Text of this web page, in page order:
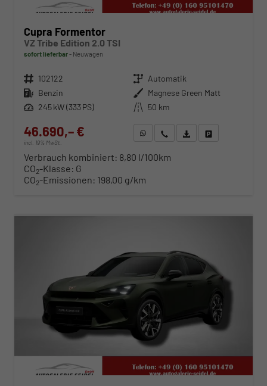
Cupra Formentor
VZ Tribe Edition 2.0 TSI
sofort lieferbar Neuwagen
Fahrzeugnr. 102122 Getriebe Automatik
Kraftstoff Benzin Außenfarbe Magnese Green Matt
Leistung 245 kW (333 PS) Kilometerstand 50 km
46.690,– €
incl. 19% MwSt.
WhatsApp anfragen
Wir rufen Sie anFahrzeugexposé (PDF)
Verbrauch kombiniert: 8,80 l/100km
CO2-Klasse: G
CO2-Emissionen: 198,00 g/km